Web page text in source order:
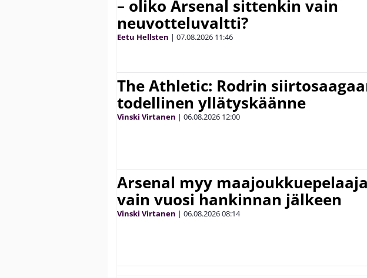
– oliko Arsenal sittenkin vain
neuvotteluvaltti?
Eetu Hellsten | 07.08.2026 11:46
The Athletic: Rodrin
todellinen yllätyskäänne
Vinski Virtanen | 06.08.2026 12:00
Arsenal myy
vain vuosi hankinnan jälkeen
Vinski Virtanen | 06.08.202608:14